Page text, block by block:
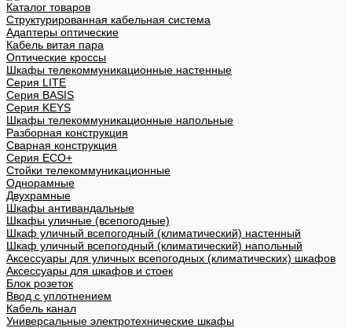
Каталог товаров
Структурированная кабельная система
Адаптеры оптические
Кабель витая пара
Оптические кроссы
Шкафы телекоммуникационные настенные
Cерия LITE
Cерия BASIS
Cерия KEYS
Шкафы телекоммуникационные напольные
Разборная конструкция
Сварная конструкция
Серия ECO+
Стойки телекоммуникационные
Однорамные
Двухрамные
Шкафы антивандальные
Шкафы уличные (всепогодные)
Шкаф уличный всепогодный (климатический) настенный
Шкаф уличный всепогодный (климатический) напольный
Аксессуары для уличных всепогодных (климатических) шкафов
Аксессуары для шкафов и стоек
Блок розеток
Ввод с уплотнением
Кабель канал
Универсальные электротехнические шкафы